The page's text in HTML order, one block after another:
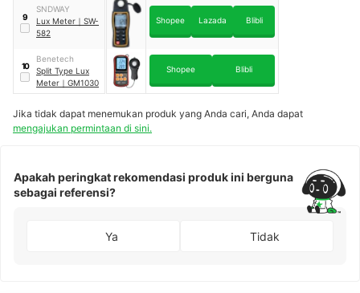
9
SNDWAY
Lux Meter ｜ SW-
582
Shopee Lazada Blibli
10
Benetech
Split Type Lux
Meter ｜ GM1030
Shopee Blibli
Jika tidak dapat menemukan produk yang Anda cari, Anda dapat
mengajukan permintaan di sini.
Apakah peringkat rekomendasi produk ini berguna
sebagai referensi?
Ya Tidak